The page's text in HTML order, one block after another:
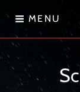
content
MENU